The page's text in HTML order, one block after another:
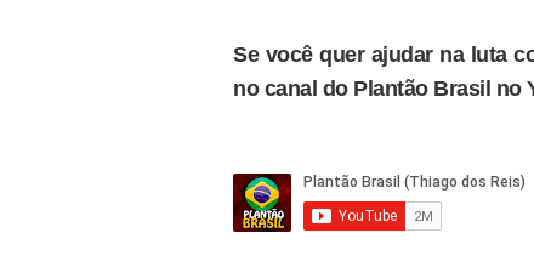
Se você quer ajudar na luta
no canal do Plantão Brasil no